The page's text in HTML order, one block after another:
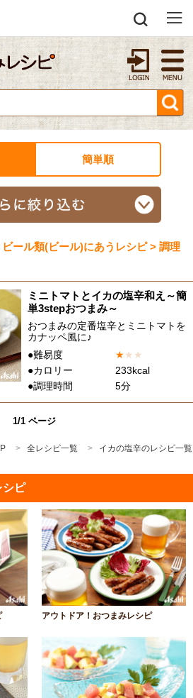
簡単順
ール類(ビール)にあうレシピ > 調理
ミニトマトとイカの塩辛和え～簡
単3stepおつまみ～
おつまみの定番塩辛とミニトマトを
カナッペ風に♪
●難易度
★★ ★
●カロリー
233kcal
●調理時間
5分
1/1 ページ
全レシピ一覧 イカの塩辛のレシピ一覧
シピ
アウトドア！おつまみレシピ